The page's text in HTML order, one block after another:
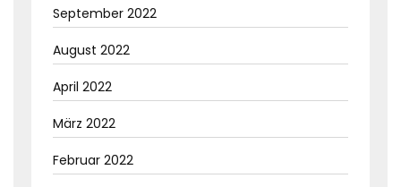
September 2022
August 2022
April 2022
März 2022
Februar 2022